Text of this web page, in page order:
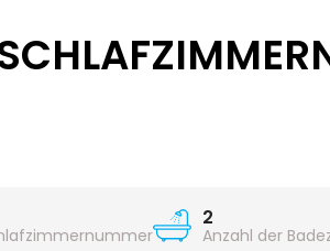
2
Anzahl der